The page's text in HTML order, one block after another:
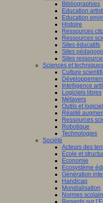
Bibliographies
Education
Education
Histoire
Ressources
Ressources
Sites éducatifs
Sites
Sites
Sciences et techniques
Culture
Intelligence
Logiciels libres
Métavers
Outils et
Réalité
Ressources
Robotique
Technologies
Société
Acteurs des
Ecole et
Economie
Ecosystème
Génération
Handicap
Mondialisation
Normes
Regards sur